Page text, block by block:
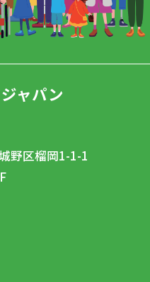
ャパン
野区榴岡1-1-1